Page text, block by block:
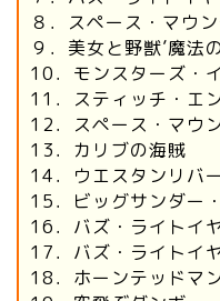
８．スペース・マウ
９．美女と野獣’魔法
10．モンスターズ・
11．スティッチ・エ
12．スペース・マウ
13．カリブの海賊
14．ウエスタンリバ
15．ビッグサンダー
16．バズ・ライトイ
17．バズ・ライトイ
18．ホーンテッドマ